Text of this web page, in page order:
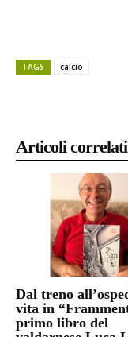
Articoli correlati
Dal treno
vita in
primo libro del
TAGS calcio